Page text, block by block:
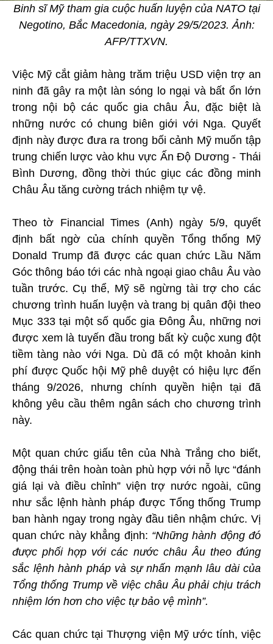
Binh sĩ Mỹ tham gia cuộc huấn luyện của NATO tại
Negotino, Bắc Macedonia, ngày 29/5/2023. Ảnh:
AFP/TTXVN.
Việc Mỹ cắt giảm hàng trăm triệu USD viện trợ an
ninh đã gây ra một làn sóng lo ngại và bất ổn lớn
trong nội bộ các quốc gia châu Âu, đặc biệt là
những nước có chung biên giới với Nga. Quyết
định này được đưa ra trong bối cảnh Mỹ muốn tập
trung chiến lược vào khu vực Ấn Độ Dương - Thái
Bình Dương, đồng thời thúc giục các đồng minh
Châu Âu tăng cường trách nhiệm tự vệ.
Theo tờ Financial Times (Anh) ngày 5/9, quyết
định bất ngờ của chính quyền Tổng thống Mỹ
Donald Trump đã được các quan chức Lầu Năm
Góc thông báo tới các nhà ngoại giao châu Âu vào
tuần trước. Cụ thể, Mỹ sẽ ngừng tài trợ cho các
chương trình huấn luyện và trang bị quân đội theo
Mục 333 tại một số quốc gia Đông Âu, những nơi
được xem là tuyến đầu trong bất kỳ cuộc xung đột
tiềm tàng nào với Nga. Dù đã có một khoản kinh
phí được Quốc hội Mỹ phê duyệt có hiệu lực đến
tháng 9/2026, nhưng chính quyền hiện tại đã
không yêu cầu thêm ngân sách cho chương trình
này.
Một quan chức giấu tên của Nhà Trắng cho biết,
động thái trên hoàn toàn phù hợp với nỗ lực “đánh
giá lại và điều chỉnh” viện trợ nước ngoài, cũng
như sắc lệnh hành pháp được Tổng thống Trump
ban hành ngay trong ngày đầu tiên nhậm chức. Vị
quan chức này khẳng định: “Những hành động đó
được phối hợp với các nước châu Âu theo đúng
sắc lệnh hành pháp và sự nhấn mạnh lâu dài của
Tổng thống Trump về việc châu Âu phải chịu trách
nhiệm lớn hơn cho việc tự bảo vệ mình”.
Các quan chức tại Thượng viện Mỹ ước tính, việc